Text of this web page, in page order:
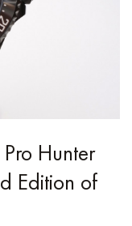
Hunter
Edition of